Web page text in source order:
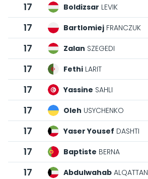
17 Boldizsar LEVIK
17 Bartlomiej FRANCZUK
17 Zalan SZEGEDI
17 Fethi LARIT
17 Yassine SAHLI
17 Oleh USYCHENKO
17 Yaser Yousef DASHTI
17 Baptiste BERNA
17 Abdulwahab ALQATTAN